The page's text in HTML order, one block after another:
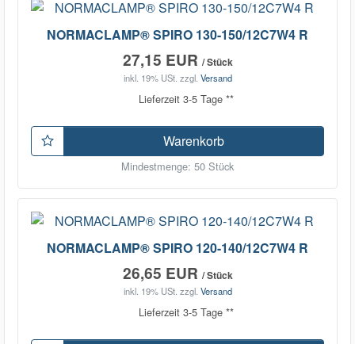
NORMACLAMP® SPIRO 130-150/12C7W4 R
27,15 EUR / Stück
inkl. 19% USt. zzgl. Versand
Lieferzeit 3-5 Tage **
Warenkorb
Mindestmenge: 50 Stück
NORMACLAMP® SPIRO 120-140/12C7W4 R
26,65 EUR / Stück
inkl. 19% USt. zzgl. Versand
Lieferzeit 3-5 Tage **